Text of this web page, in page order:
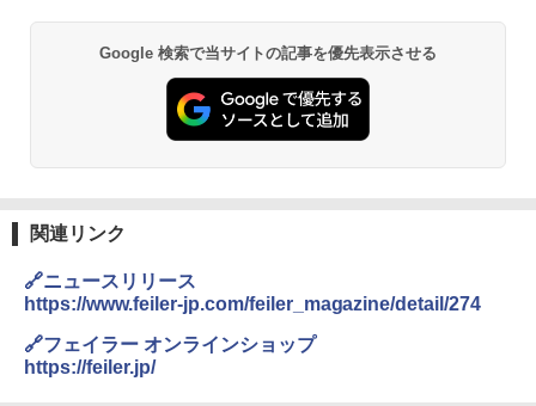
国分 tabete だし麺 千葉県産はまぐりだ
￥2,323
パニー
￥1,288
シャープ 過熱水蒸気 オーブンレンジ 23
L 1段調理 ブラック RE-WF232-B シンプ
ル操作 コンパクト 一人暮らし 二人暮ら
し らくチン!（絶対湿度）センサー ノン
フライ調理 トースト スチームあたため
【セット買い】 [山善] スチームオーブン
レンジ 省エネ 高効率 15L 一人暮らし 二
人暮らし フラットテーブル グレー YRZ-
Google 検索で当サイトの記事を優先表示させる
関連リンク
🔗ニュースリリース
https://www.feiler-jp.com/feiler_magazine/detail/274
🔗フェイラー オンラインショップ
https://feiler.jp/